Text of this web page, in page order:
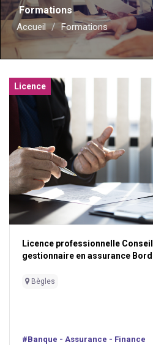
Formations
Accueil Formations
Licence
Licence professionnelle
gestionnaire en assurance
Bègles
#Banque - Assurance - Finance